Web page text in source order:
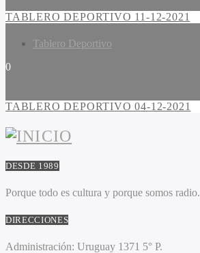
TABLERO DEPORTIVO 11-12-2021
Tablero Deportivo
0
TABLERO DEPORTIVO 04-12-2021
DESDE 1989
Porque todo es cultura y porque somos radio.
DIRECCIONES
Administración: Uruguay 1371 5° P.